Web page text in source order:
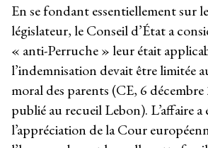
En se fondant essentiellement sur
législateur, le Conseil d’État a
« anti-Perruche » leur était
l’indemnisation devait être limitée
moral des parents (CE, 6
publié au recueil Lebon). L’affaire a
l’appréciation de la Cour